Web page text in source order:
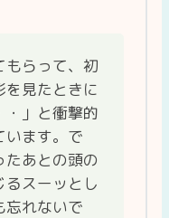
もらって、初
を見たときに
・」と衝撃的
います。で
たあとの頭の
スーッとし
忘れないで